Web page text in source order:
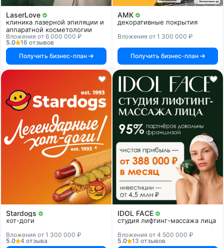
LaserLove
клиника лазерной эпиляции и
аппаратной косметологии
Вложения от 6 000 000 ₽
5.0
16 отзывов
Получить бизнес-план
АМК
декоративные покрытия
Вложения от 1 300 000 ₽
Получить бизнес-план
Stardogs
хот-доги
Вложения от 1 300 000 ₽
5.0
4 отзыва
IDOL FACE
студия лифтинг-массажа лица
Вложения от 4 500 000 ₽
5.0
13 отзывов